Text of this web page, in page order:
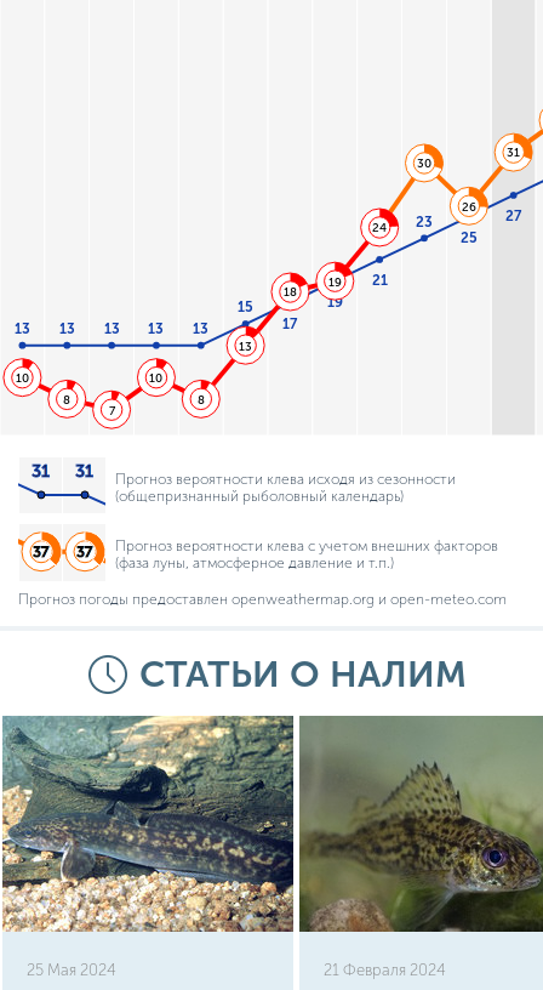
13 13 13 13 13
15
17
19
21
23
25
27
10
8
7
10
8
13
18
19
24
30
26
31
Прогноз вероятности клева исходя из сезонности
(общепризнанный рыболовный календарь)
Прогноз вероятности клева с учетом внешних факторов
(фаза луны, атмосферное давление и т.п.)
Прогноз погоды предоставлен openweathermap.org и open-meteo.com
СТАТЬИ О НАЛИМ
25 Мая 2024
21 Февраля 2024